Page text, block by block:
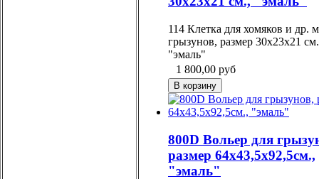
114 Клетка для хомяков и др.
грызунов, размер 30х23х21
"эмаль"
1 800,00 руб
800D Вольер для
размер 64х43,5х92,5см.,
"эмаль"